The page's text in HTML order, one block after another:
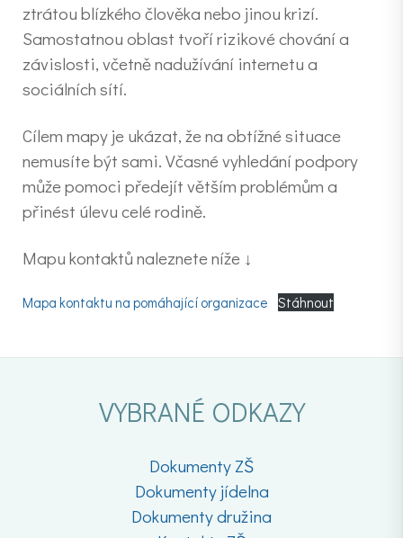
ztrátou blízkého člověka nebo jinou krizí.
Samostatnou oblast tvoří rizikové chování a
závislosti, včetně nadužívání internetu a
sociálních sítí.
Cílem mapy je ukázat, že na obtížné situace
nemusíte být sami. Včasné vyhledání podpory
může pomoci předejít větším problémům a
přinést úlevu celé rodině.
Mapu kontaktů naleznete níže ↓
Mapa kontaktu na pomáhající organizace Stáhnout
VYBRANÉ ODKAZY
Dokumenty ZŠ
Dokumenty jídelna
Dokumenty družina